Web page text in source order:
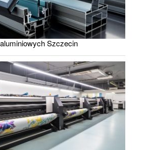
Szczecin